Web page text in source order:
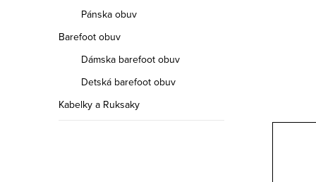
p
e
Pánska obuv
Barefoot obuv
Dámska barefoot obuv
Detská barefoot obuv
Kabelky a Ruksaky